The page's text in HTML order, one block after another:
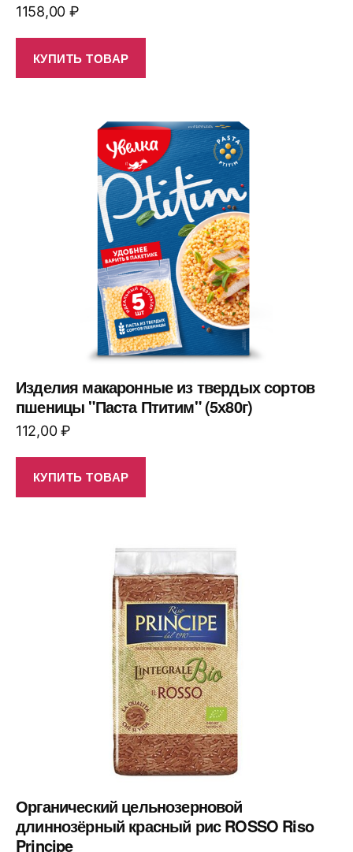
1158,00 ₽
КУПИТЬ ТОВАР
Изделия макаронные из твердых сортов
пшеницы "Паста Птитим" (5х80г)
112,00₽
КУПИТЬ ТОВАР
Органический цельнозерновой
длиннозёрный красный рис ROSSO Riso
Principe